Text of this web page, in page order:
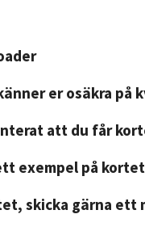
er osäkra på
att du får
exempel på
skicka gärna